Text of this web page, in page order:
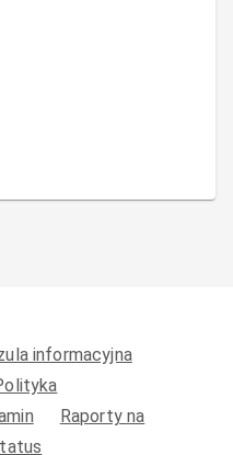
informacyjna
Raporty na